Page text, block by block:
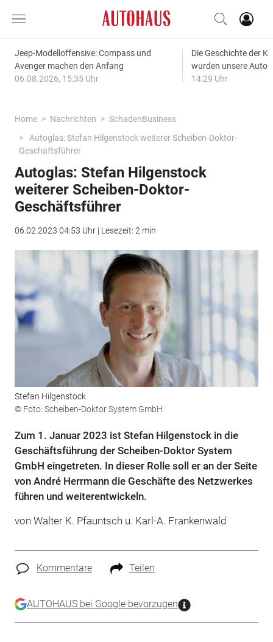
Jeep-Modelloffensive: Compass und
Avenger machen den Anfang
06.08.2026, 15:35 Uhr
Die Geschichte der
wurden unsere
14:29 Uhr
Home Nachrichten
SchadenBusiness
Autoglas: Stefan Hilgenstock weiterer Scheiben-Doktor-
Geschäftsführer
Autoglas: Stefan Hilgenstock
weiterer Scheiben-Doktor-
Geschäftsführer
06.02.2023 04:53 Uhr | Lesezeit: 2 min
Stefan Hilgenstock
© Foto: Scheiben-Doktor System GmbH
Zum 1. Januar 2023 ist Stefan Hilgenstock in die
Geschäftsführung der Scheiben-Doktor System
GmbH eingetreten. In dieser Rolle soll er an der Seite
von André Herrmann die Geschäfte des Netzwerkes
führen und weiterentwickeln.
von Walter K. Pfauntsch u. Karl-A. Frankenwald
Kommentare Teilen
AUTOHAUS bei Google bevorzugen